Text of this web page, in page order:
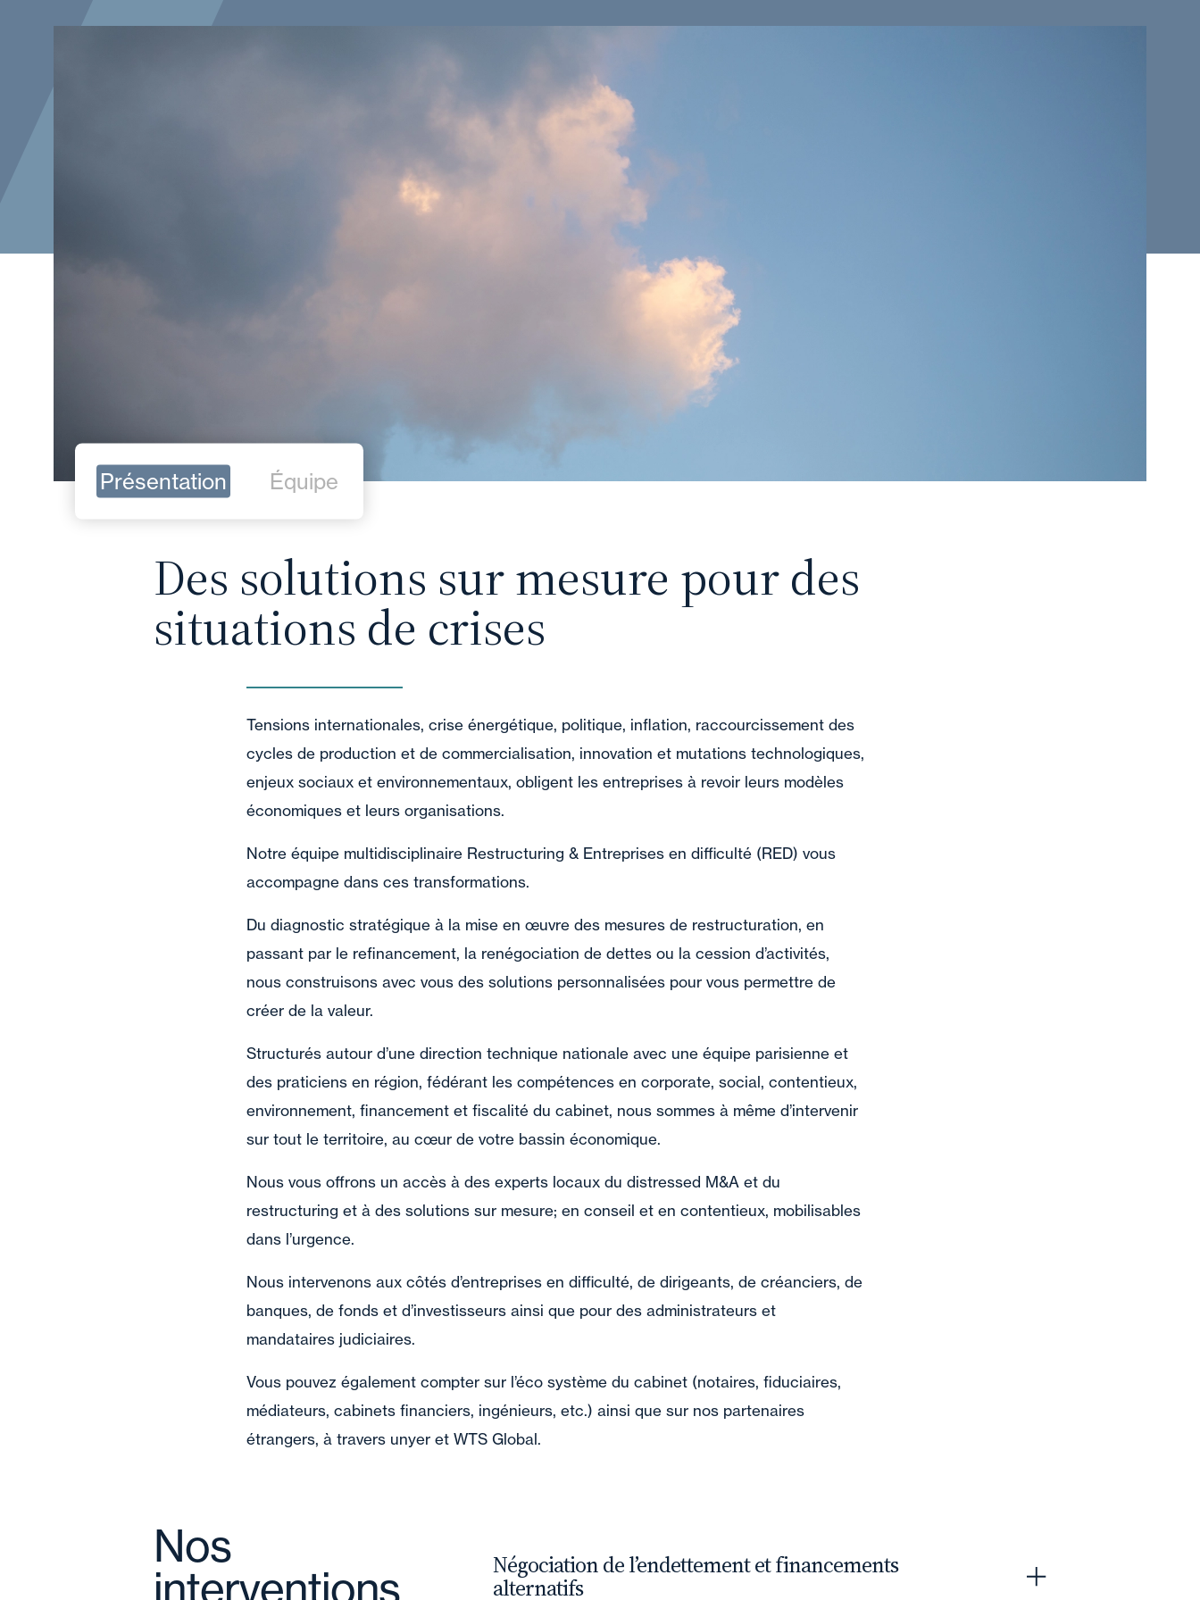
Présentation Équipe
Des solutions sur mesure pour des
situations de crises
Tensions internationales, crise énergétique, politique, inflation, raccourcissement des
cycles de production et de commercialisation, innovation et mutations technologiques,
enjeux sociaux et environnementaux, obligent les entreprises à revoir leurs modèles
économiques et leurs organisations.
Notre équipe multidisciplinaire Restructuring & Entreprises en difficulté (RED) vous
accompagne dans ces transformations.
Du diagnostic stratégique à la mise en œuvre des mesures de restructuration, en
passant par le refinancement, la renégociation de dettes ou la cession d’activités,
nous construisons avec vous des solutions personnalisées pour vous permettre de
créer de la valeur.
Structurés autour d’une direction technique nationale avec une équipe parisienne et
des praticiens en région, fédérant les compétences en corporate, social, contentieux,
environnement, financement et fiscalité du cabinet, nous sommes à même d’intervenir
sur tout le territoire, au cœur de votre bassin économique.
Nous vous offrons un accès à des experts locaux du distressed M&A et du
restructuring et à des solutions sur mesure; en conseil et en contentieux, mobilisables
dans l’urgence.
Nous intervenons aux côtés d’entreprises en difficulté, de dirigeants, de créanciers, de
banques, de fonds et d’investisseurs ainsi que pour des administrateurs et
mandataires judiciaires.
Vous pouvez également compter sur l’éco système du cabinet (notaires, fiduciaires,
médiateurs, cabinets financiers, ingénieurs, etc.) ainsi que sur nos partenaires
étrangers, à travers unyer et WTS Global.
Nos
interventions Négociation de l’endettement et financements
alternatifs